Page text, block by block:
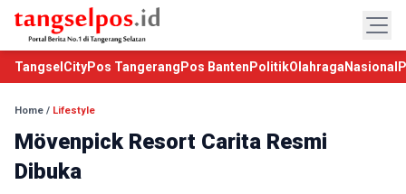
TangselCityPos Tangerang Pos Banten PolitikOlahraga Nasional
Home / Lifestyle
Mövenpick Resort Carita Resmi
Dibuka